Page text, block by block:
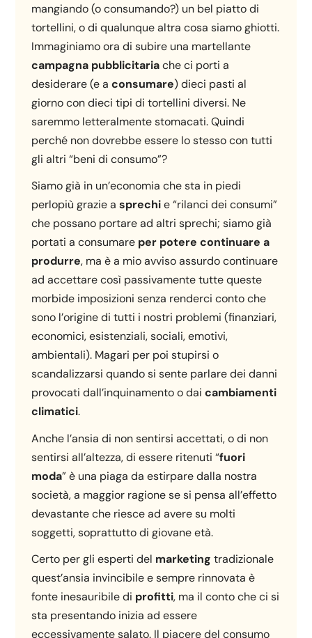
mangiando (o consumando?) un bel piatto di
tortellini, o di qualunque altra cosa siamo ghiotti.
Immaginiamo ora di subire una martellante
campagna pubblicitariache ci porti a
desiderare (e aconsumare) dieci pasti al
giorno con dieci tipi di tortellini diversi. Ne
saremmo letteralmente stomacati. Quindi
perché non dovrebbe essere lo stesso con tutti
gli altri “beni di consumo”?
Siamo già in un’economia che sta in piedi
perlopiù grazie asprechie “rilanci dei consumi”
che possano portare ad altri sprechi; siamo già
portati a consumare per potere continuare a
produrre, ma è a mio avviso assurdo continuare
ad accettare così passivamente tutte queste
morbide imposizioni senza renderci conto che
sono l’origine di tutti i nostri problemi (finanziari,
economici, esistenziali, sociali, emotivi,
ambientali). Magari per poi stupirsi o
scandalizzarsi quando si sente parlare dei danni
provocati dall’inquinamento o daicambiamenti
climatici.
Anche l’ansia di non sentirsi accettati, o di non
sentirsi all’altezza, di essere ritenuti “fuori
moda” è una piaga da estirpare dalla nostra
società, a maggior ragione se si pensa all’effetto
devastante che riesce ad avere su molti
soggetti, soprattutto di giovane età.
Certo per gli esperti del marketing tradizionale
quest’ansia invincibile e sempre rinnovata è
fonte inesauribile di profitti, ma il conto che ci si
sta presentando inizia ad essere
eccessivamente salato. Il piacere del consumo